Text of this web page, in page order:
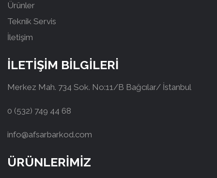
Ürünler
Teknik Servis
İletişim
İLETİŞİM BİLGİLERİ
Merkez Mah. 734 Sok. No:11/B Bağcılar/ İstanbul
0 (532) 749 44 68
info@afsarbarkod.com
ÜRÜNLERİMİZ